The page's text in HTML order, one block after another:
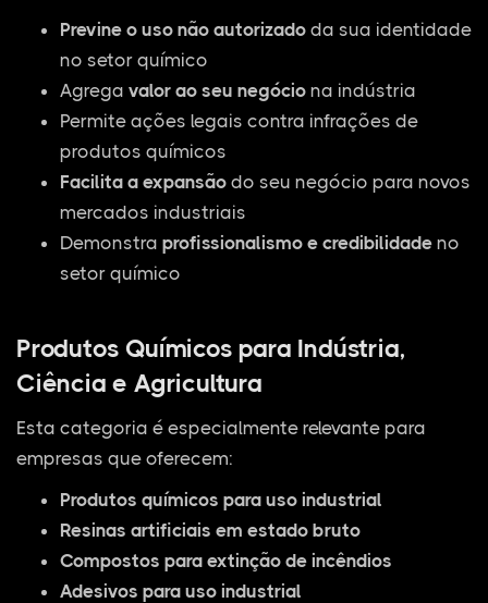
Previne o uso não autorizado da sua identidade
no setor químico
Agrega valor ao seu negócio na indústria
Permite ações legais contra infrações de
produtos químicos
Facilita a expansão do seu negócio para novos
mercados industriais
Demonstra profissionalismo e credibilidade no
setor químico
Produtos Químicos para Indústria,
Ciência e Agricultura
Esta categoria é especialmente relevante para
empresas que oferecem:
Produtos químicos para uso industrial
Resinas artificiais em estado bruto
Compostos para extinção de incêndios
Adesivos para uso industrial